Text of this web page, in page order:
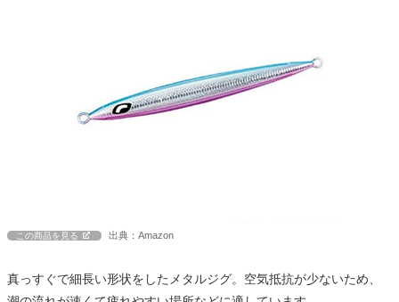
この商品を見る 出典：Amazon
真っすぐで細長い形状をしたメタルジグ。空気抵抗が少ないため、